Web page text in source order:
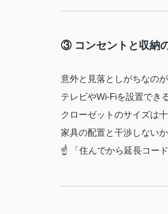
③ コンセントと収納
意外と見落としがちなのが
テレビやWi-Fiを設置でき
クローゼットのサイズは
家具の配置と干渉しないか
☝ 「住んでから延長コー